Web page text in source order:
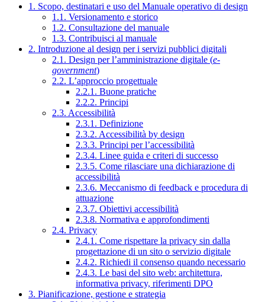
1. Scopo, destinatari e uso del Manuale operativo di design
1.1. Versionamento e storico
1.2. Consultazione del manuale
1.3. Contribuisci al manuale
2. Introduzione al design per i servizi pubblici digitali
2.1. Design per l’amministrazione digitale (e-
government)
2.2. L’approccio progettuale
2.2.1. Buone pratiche
2.2.2. Principi
2.3. Accessibilità
2.3.1. Definizione
2.3.2. Accessibilità by design
2.3.3. Principi per l’accessibilità
2.3.4. Linee guida e criteri di successo
2.3.5. Come rilasciare una dichiarazione di
accessibilità
2.3.6. Meccanismo di feedback e procedura di
attuazione
2.3.7. Obiettivi accessibilità
2.3.8. Normativa e approfondimenti
2.4. Privacy
2.4.1. Come rispettare la privacy sin dalla
progettazione di un sito o servizio digitale
2.4.2. Richiedi il consenso quando necessario
2.4.3. Le basi del sito web: architettura,
informativa privacy, riferimenti DPO
3. Pianificazione, gestione e strategia